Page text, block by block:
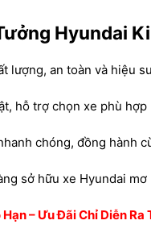
Hyundai
lượng, an toàn và hiệu
hỗ trợ chọn xe phù
chóng, đồng hành
sở hữu xe Hyundai mơ
Hạn – Ưu Đãi Chỉ Diễn